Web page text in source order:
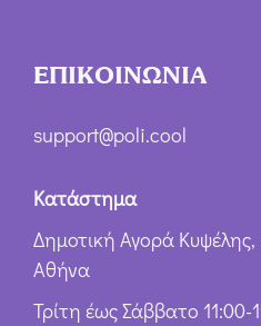
ΕΠΙΚΟΙΝΩΝΙΑ
support@poli.cool
Κατάστημα
Δημοτική Αγορά
Αθήνα
Τρίτη έως Σάββατο 11:00-